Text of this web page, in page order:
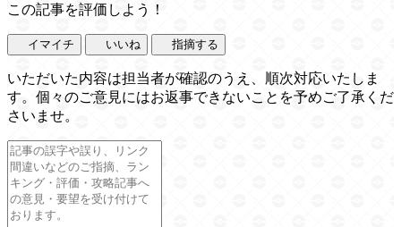
この記事を評価しよう！
イマイチ いいね 指摘する
いただいた内容は担当者が確認のうえ、順次対応いたしま
す。個々のご意見にはお返事できないことを予めご了承くだ
さいませ。